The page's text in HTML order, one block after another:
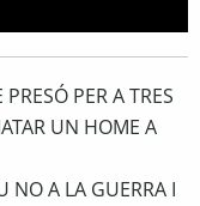
PER A TRES
UN HOME A
NO A LA GUERRA I